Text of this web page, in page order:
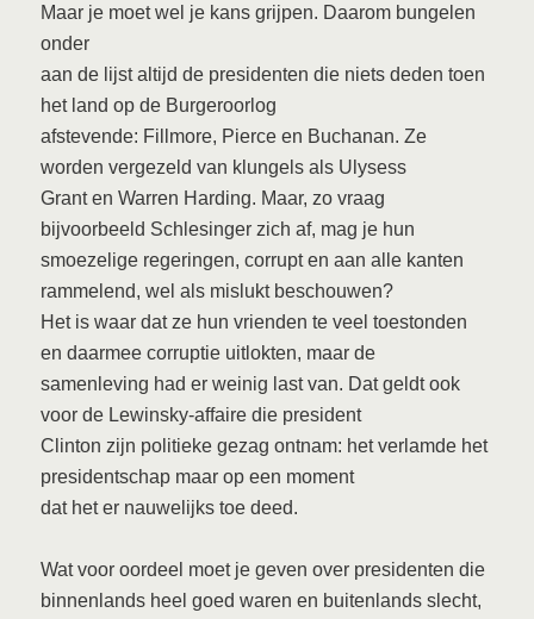
Maar je moet wel je kans grijpen. Daarom bungelen
onder
aan de lijst altijd de presidenten die niets deden toen
het land op de Burgeroorlog
afstevende: Fillmore, Pierce en Buchanan. Ze
worden vergezeld van klungels als Ulysess
Grant en Warren Harding. Maar, zo vraag
bijvoorbeeld Schlesinger zich af, mag je hun
smoezelige regeringen, corrupt en aan alle kanten
rammelend, wel als mislukt beschouwen?
Het is waar dat ze hun vrienden te veel toestonden
en daarmee corruptie uitlokten, maar de
samenleving had er weinig last van. Dat geldt ook
voor de Lewinsky-affaire die president
Clinton zijn politieke gezag ontnam: het verlamde het
presidentschap maar op een moment
dat het er nauwelijks toe deed.
Wat voor oordeel moet je geven over presidenten die
binnenlands heel goed waren en buitenlands slecht,